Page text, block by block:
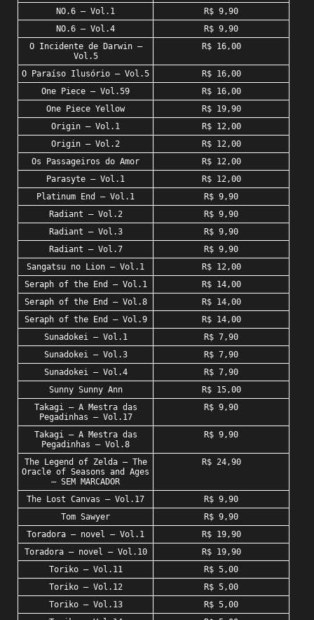
NO.6 – Vol.1
R$ 9,90
NO.6 – Vol.4
R$ 9,90
O Incidente de Darwin –
Vol.5
R$ 16,00
O Paraíso Ilusório – Vol.5
R$ 16,00
One Piece – Vol.59
R$ 16,00
One Piece Yellow
R$ 19,90
Origin – Vol.1
R$ 12,00
Origin – Vol.2
R$ 12,00
Os Passageiros do Amor
R$ 12,00
Parasyte – Vol.1
R$ 12,00
Platinum End – Vol.1
R$ 9,90
Radiant – Vol.2
R$ 9,90
Radiant – Vol.3
R$ 9,90
Radiant – Vol.7
R$ 9,90
Sangatsu no Lion – Vol.1
R$ 12,00
Seraph of the End – Vol.1
R$ 14,00
Seraph of the End – Vol.8
R$ 14,00
Seraph of the End – Vol.9
R$ 14,00
Sunadokei – Vol.1
R$ 7,90
Sunadokei – Vol.3
R$ 7,90
Sunadokei – Vol.4
R$ 7,90
Sunny Sunny Ann
R$ 15,00
Takagi – A Mestra das
Pegadinhas – Vol.17
R$ 9,90
Takagi – A Mestra das
Pegadinhas – Vol.8
R$ 9,90
The Legend of Zelda – The
Oracle of Seasons and Ages
– SEM MARCADOR
R$ 24,90
The Lost Canvas – Vol.17
R$ 9,90
Tom Sawyer
R$ 9,90
Toradora – novel – Vol.1
R$ 19,90
Toradora – novel – Vol.10
R$ 19,90
Toriko – Vol.11
R$ 5,00
Toriko – Vol.12
R$ 5,00
Toriko – Vol.13
R$ 5,00